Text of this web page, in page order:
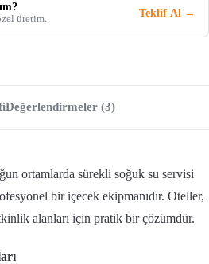
üretim.
Teklif Al →
Değerlendirmeler (3)
ortamlarda sürekli soğuk su servisi
bir içecek ekipmanıdır. Oteller,
alanları için pratik bir çözümdür.